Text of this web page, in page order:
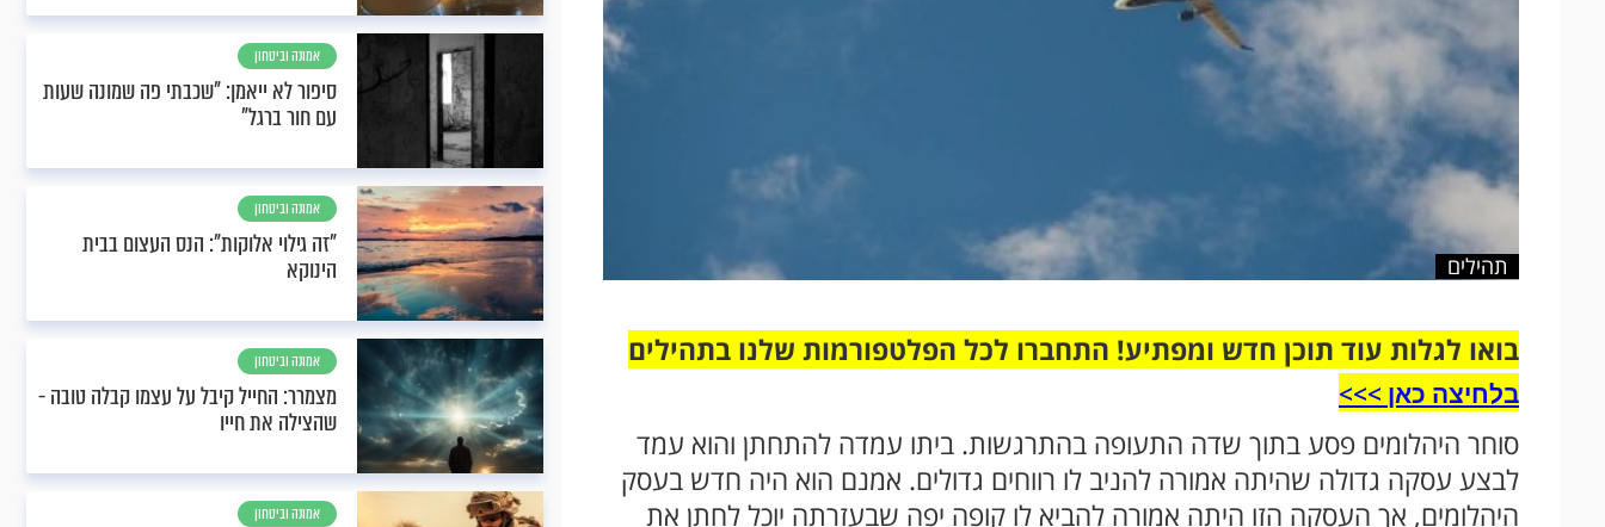
תהילים
בואו לגלות עוד תוכן חדש ומפתיע! התחברו לכל הפלטפורמות שלנו בתהילים
בלחיצה כאן >>>​
סוחר היהלומים פסע בתוך שדה התעופה בהתרגשות. ביתו עמדה להתחתן והוא עמד
לבצע עסקה גדולה שהיתה אמורה להניב לו רווחים גדולים. אמנם הוא היה חדש בעסק
היהלומים, אך העסקה הזו היתה אמורה להביא לו קופה יפה שבעזרתה יוכל לחתן את
אמונה וביטחון
סיפור לא ייאמן: "שכבתי פה שמונה שעות
עם חור ברגל"
אמונה וביטחון
"זה גילוי אלוקות": הנס העצום בבית
הינוקא
אמונה וביטחון
מצמרר: החייל קיבל על עצמו קבלה טובה -
שהצילה את חייו
אמונה וביטחון